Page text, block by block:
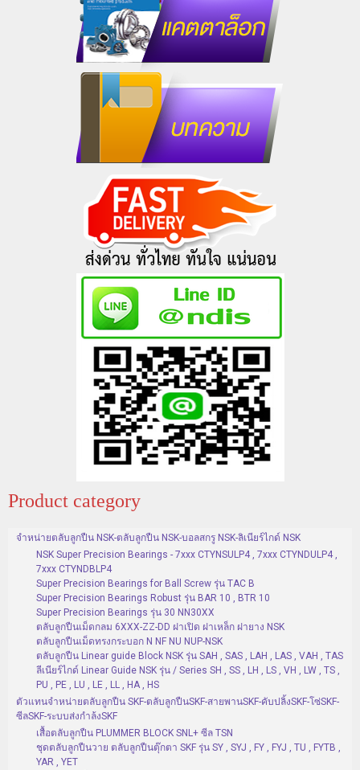
Product category
จำหน่ายตลับลูกปืน NSK-ตลับลูกปืน NSK-บอลสกรู NSK-ลิเนียร์ไกด์ NSK
NSK Super Precision Bearings - 7xxx CTYNSULP4 , 7xxx CTYNDULP4 ,
7xxx CTYNDBLP4
Super Precision Bearings for Ball Screw รุ่น TAC B
Super Precision Bearings Robust รุ่น BAR 10 , BTR 10
Super Precision Bearings รุ่น 30 NN30XX
ตลับลูกปืนเม็ดกลม 6XXX-ZZ-DD ฝาเปิด ฝาเหล็ก ฝายาง NSK
ตลับลูกปืนเม็ดทรงกระบอก N NF NU NUP-NSK
ตลับลูกปืน Linear guide Block NSK รุ่น SAH , SAS , LAH , LAS , VAH , TAS
ลีเนียร์ไกด์ Linear Guide NSK รุ่น / Series SH , SS , LH , LS , VH , LW , TS ,
PU , PE , LU , LE , LL , HA , HS
ตัวแทนจำหน่ายตลับลูกปืน SKF-ตลับลูกปืนSKF-สายพานSKF-คับปลิ้งSKF-โซ่SKF-
ซีลSKF-ระบบส่งกำล้งSKF
เสื้อตลับลูกปืน PLUMMER BLOCK SNL+ ซีล TSN
ชุดตลับลูกปืนวาย ตลับลูกปืนตุ๊กตา SKF รุ่น SY , SYJ , FY , FYJ , TU , FYTB ,
YAR , YET